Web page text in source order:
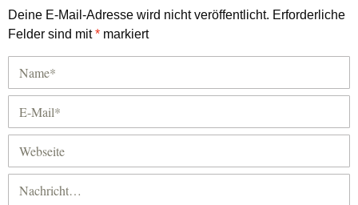
Deine E-Mail-Adresse wird nicht veröffentlicht. Erforderliche
Felder sind mit* markiert